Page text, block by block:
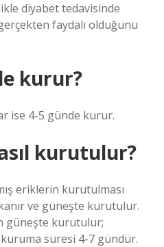
diyabet tedavisinde
faydalı olduğunu
kurur?
ise 4-5 günde kurur.
kurutulur?
eriklerin kurutulması
ve güneşte kurutulur.
güneşte kurutulur;
kuruma süresi 4-7 gündür.